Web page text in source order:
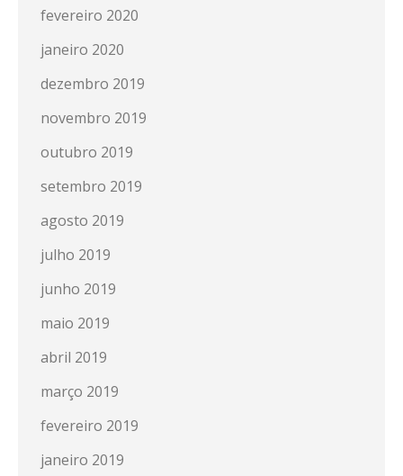
fevereiro 2020
janeiro 2020
dezembro 2019
novembro 2019
outubro 2019
setembro 2019
agosto 2019
julho 2019
junho 2019
maio 2019
abril 2019
março 2019
fevereiro 2019
janeiro 2019